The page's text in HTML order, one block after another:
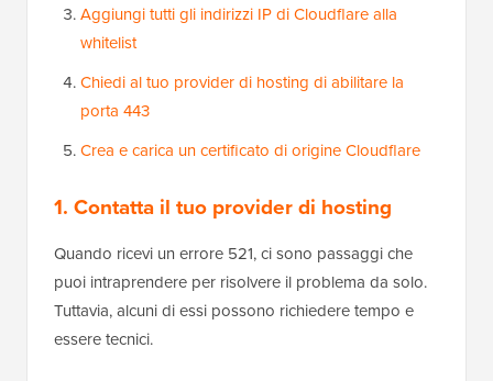
Aggiungi tutti gli indirizzi IP di Cloudflare alla
whitelist
Chiedi al tuo provider di hosting di abilitare la
porta 443
Crea e carica un certificato di origine Cloudflare
1. Contatta il tuo provider di hosting
Quando ricevi un errore 521, ci sono passaggi che
puoi intraprendere per risolvere il problema da solo.
Tuttavia, alcuni di essi possono richiedere tempo e
essere tecnici.